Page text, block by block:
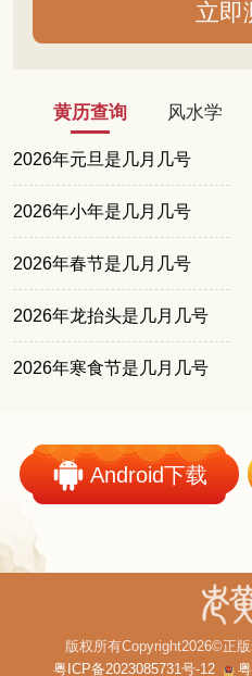
黄历查询 风水学
2026年元旦是几月几号
2026年小年是几月几号
2026年春节是几月几号
2026年龙抬头是几月几号
2026年寒食节是几月几号
Android下载
版权所有Copyright2026©正
粤ICP备2023085731号-12